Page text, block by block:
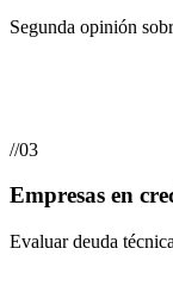
Segunda opinión
//03
Empresas en
Evaluar deuda técnica